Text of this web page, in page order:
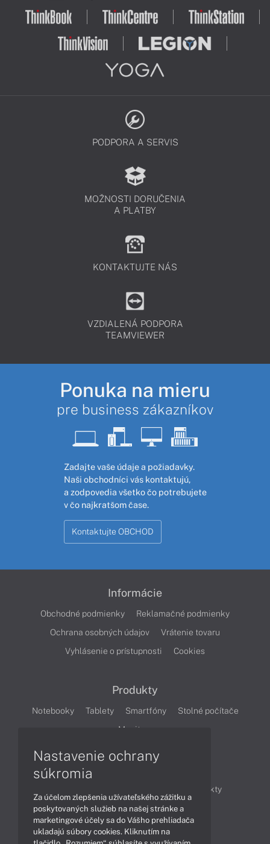
PODPORA A SERVIS
MOŽNOSTI DORUČENIA
A PLATBY
KONTAKTUJTE NÁS
VZDIALENÁ PODPORA
TEAMVIEWER
Ponuka na mieru
pre business zákazníkov
Zadajte vaše údaje a požiadavky.
Naši obchodníci vás kontaktujú,
a zodpovedia všetko čo potrebujete
v čo najkratšom čase.
Kontaktujte OBCHOD
Informácie
Obchodné podmienky
Reklamačné podmienky
Ochrana osobných údajov
Vrátenie tovaru
Vyhlásenie o prístupnosti
Cookies
Produkty
Notebooky Tablety Smartfóny
Stolné počítače
Monitory
Produkty
Technológie
Videá
Nastavenie ochrany
súkromia
Za účelom zlepšenia užívateľského zážitku a
poskytovaných služieb na našej stránke a
marketingové účely sa do Vášho prehliadača
ukladajú súbory cookies. Kliknutím na